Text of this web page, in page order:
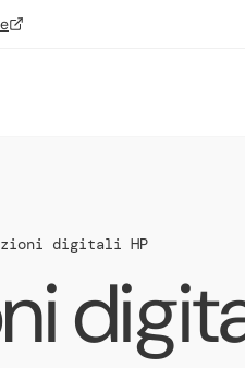
digitali HP